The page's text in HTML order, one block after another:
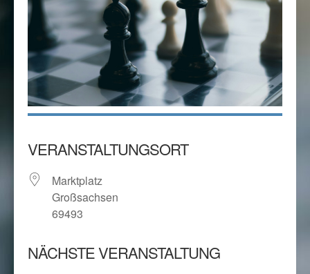
VERANSTALTUNGSORT
Marktplatz
Großsachsen
69493
NÄCHSTE VERANSTALTUNG